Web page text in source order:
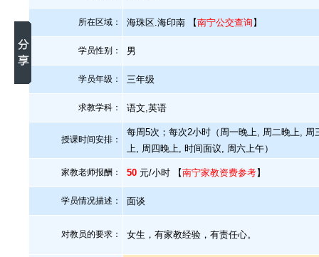
所在区域： 海珠区.海印南 【南宁公交查询 】
学员性别： 男
学员年级： 三年级
求教学科： 语文,英语
授课时间安排：
每周5次；每次2小时（周一晚上, 周二晚上, 周
上, 周四晚上, 时间面议, 周六上午）
家教老师报酬： 50 元/小时 【南宁家教资费参考】
学员情况描述： 面谈
对教员的要求： 女生，有家教经验，有责任心。